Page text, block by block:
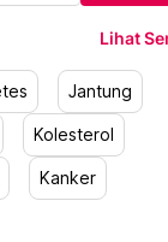
Lihat
Jantung
Kolesterol
Kanker